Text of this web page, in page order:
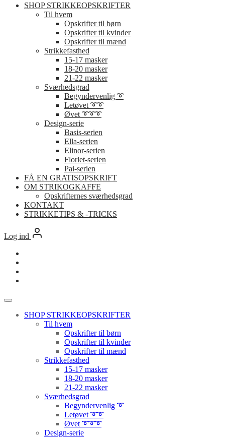
SHOP STRIKKEOPSKRIFTER
Til hvem
Opskrifter til børn
Opskrifter til kvinder
Opskrifter til mænd
Strikkefasthed
15-17 masker
18-20 masker
21-22 masker
Sværhedsgrad
Begyndervenlig ➰
Letøvet ➰➰
Øvet ➰➰➰
Design-serie
Basis-serien
Ella-serien
Elinor-serien
Florlet-serien
Pai-serien
FÅ EN GRATISOPSKRIFT
OM STRIKOGKAFFE
Opskrifternes sværhedsgrad
KONTAKT
STRIKKETIPS & -TRICKS
Log ind
SHOP STRIKKEOPSKRIFTER
Til hvem
Opskrifter til børn
Opskrifter til kvinder
Opskrifter til mænd
Strikkefasthed
15-17 masker
18-20 masker
21-22 masker
Sværhedsgrad
Begyndervenlig ➰
Letøvet ➰➰
Øvet ➰➰➰
Design-serie